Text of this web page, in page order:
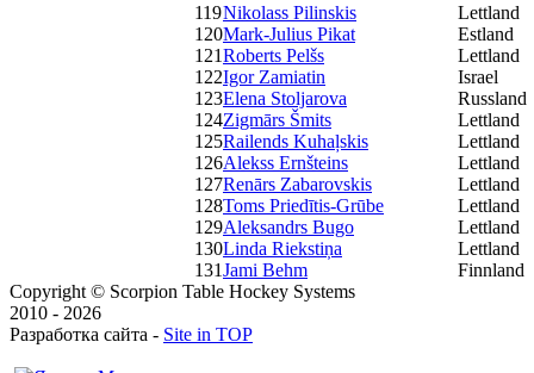
119Nikolass Pilinskis
Lettland
120Mark-Julius Pikat
Estland
121Roberts Pelšs
Lettland
122Igor Zamiatin
Israel
123Elena Stoljarova
Russland
124Zigmārs Šmits
Lettland
125Railends Kuhaļskis
Lettland
126Alekss Ernšteins
Lettland
127Renārs Zabarovskis
Lettland
128Toms Priedītis-Grūbe
Lettland
129Aleksandrs Bugo
Lettland
130Linda Riekstiņa
Lettland
131Jami Behm
Finnland
Copyright © Scorpion Table Hockey Systems
2010 - 2026
Разработка сайта - Site in TOP